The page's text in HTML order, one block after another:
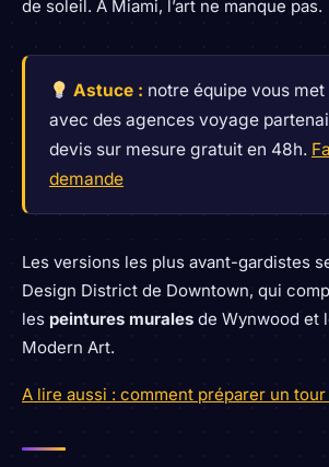
de soleil. À Miami, l’art ne manque pas.
Astuce : notre équipe vous
avec des agences voyage
devis sur mesure gratuit en 48h.
demande
Les versions les plus avant-gardistes
Design District de Downtown, qui
les peintures murales de Wynwood et
Modern Art.
A lire aussi : comment préparer un